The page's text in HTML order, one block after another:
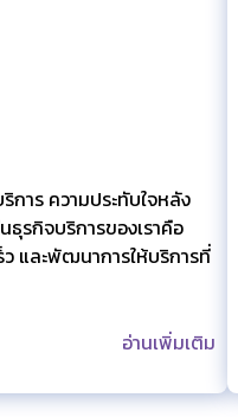
การ ความประทับใจหลัง
ธุรกิจบริการของเราคือ
และพัฒนาการให้บริการที่
อ่านเพิ่มเติม